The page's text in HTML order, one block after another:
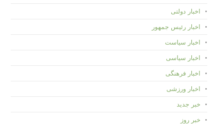
اخبار دولتی
اخبار رئیس جمهور
اخبار سیاست
اخبار سیاسی
اخبار فرهنگی
اخبار ورزشی
خبر جدید
خبر روز